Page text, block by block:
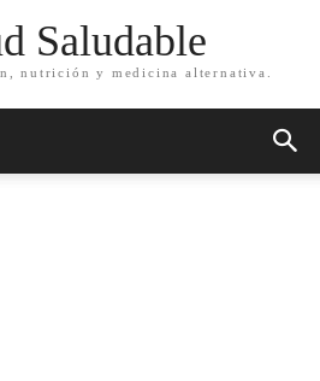
Saludable
nutrición y medicina alternativa.